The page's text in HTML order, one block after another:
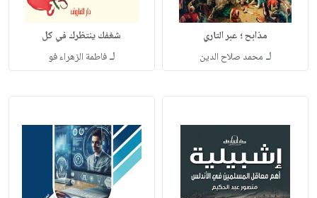
مذابح ؛ عبر التاري
لـ محمد صلاح الدين
شغفك ينتظرك في كل
لـفاطمة الزهراء فو